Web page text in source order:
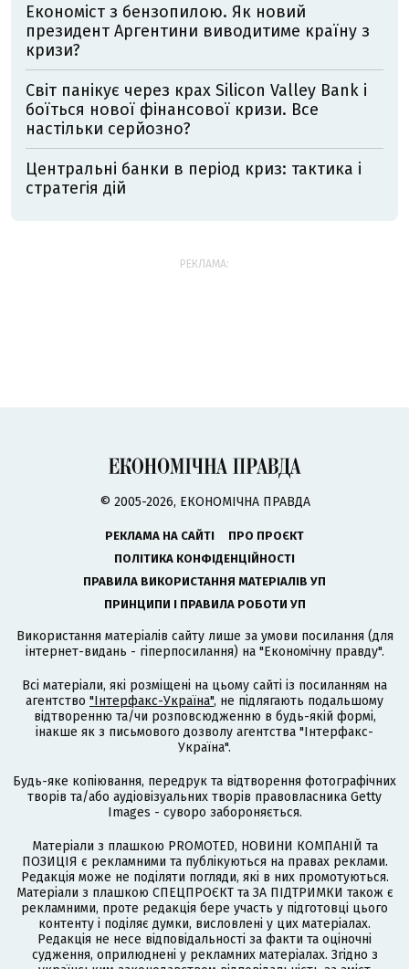
Економіст з бензопилою. Як новий
президент Аргентини виводитиме країну з
кризи?
Світ панікує через крах Silicon Valley Bank і
боїться нової фінансової кризи. Все
настільки серйозно?
Центральні банки в період криз: тактика і
стратегія дій
РЕКЛАМА:
© 2005-2026, ЕКОНОМІЧНА ПРАВДА
РЕКЛАМА НА САЙТІ
ПРО ПРОЄКТ
ПОЛІТИКА КОНФІДЕНЦІЙНОСТІ
ПРАВИЛА ВИКОРИСТАННЯ МАТЕРІАЛІВ УП
ПРИНЦИПИ І ПРАВИЛА РОБОТИ УП
Використання матеріалів сайту лише за умови посилання (для
інтернет-видань - гіперпосилання) на "Економічну правду".
Всі матеріали, які розміщені на цьому сайті із посиланням на
агентство "Інтерфакс-Україна", не підлягають подальшому
відтворенню та/чи розповсюдженню в будь-якій формі,
інакше як з письмового дозволу агентства "Інтерфакс-
Україна".
Будь-яке копіювання, передрук та відтворення фотографічних
творів та/або аудіовізуальних творів правовласника Getty
Images - суворо забороняється.
Матеріали з плашкою PROMOTED, НОВИНИ КОМПАНІЙ та
ПОЗИЦІЯ є рекламними та публікуються на правах реклами.
Редакція може не поділяти погляди, які в них промотуються.
Матеріали з плашкою СПЕЦПРОЄКТ та ЗА ПІДТРИМКИ також є
рекламними, проте редакція бере участь у підготовці цього
контенту і поділяє думки, висловлені у цих матеріалах.
Редакція не несе відповідальності за факти та оціночні
судження, оприлюднені у рекламних матеріалах. Згідно з